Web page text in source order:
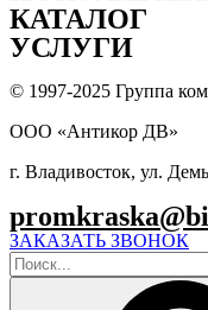
КАТАЛОГ
УСЛУГИ
© 1997-2025 Группа
ООО «Антикор ДВ»
г. Владивосток, ул.
ЗАКАЗАТЬ ЗВОНОК